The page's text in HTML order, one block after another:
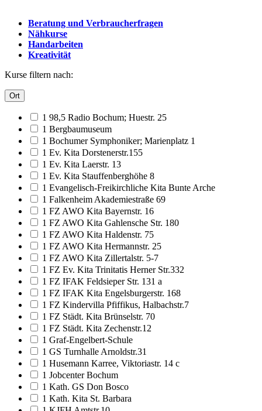
Beratung und Verbraucherfragen
Nähkurse
Handarbeiten
Kreativität
Kurse filtern nach:
Ort
1 98,5 Radio Bochum; Huestr. 25
1 Bergbaumuseum
1 Bochumer Symphoniker; Marienplatz 1
1 Ev. Kita Dorstenerstr.155
1 Ev. Kita Laerstr. 13
1 Ev. Kita Stauffenberghöhe 8
1 Evangelisch-Freikirchliche Kita Bunte Arche
1 Falkenheim Akademiestraße 69
1 FZ AWO Kita Bayernstr. 16
1 FZ AWO Kita Gahlensche Str. 180
1 FZ AWO Kita Haldenstr. 75
1 FZ AWO Kita Hermannstr. 25
1 FZ AWO Kita Zillertalstr. 5-7
1 FZ Ev. Kita Trinitatis Herner Str.332
1 FZ IFAK Feldsieper Str. 131 a
1 FZ IFAK Kita Engelsburgerstr. 168
1 FZ Kindervilla Pfiffikus, Halbachstr.7
1 FZ Städt. Kita Brünselstr. 70
1 FZ Städt. Kita Zechenstr.12
1 Graf-Engelbert-Schule
1 GS Turnhalle Arnoldstr.31
1 Husemann Karree, Viktoriastr. 14 c
1 Jobcenter Bochum
1 Kath. GS Don Bosco
1 Kath. Kita St. Barbara